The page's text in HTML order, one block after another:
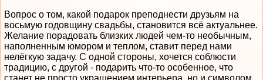
Вопрос о том, какой подарок преподнести друзьям на
восьмую годовщину свадьбы, становится всё актуальнее.
Желание порадовать близких людей чем-то необычным,
наполненным юмором и теплом, ставит перед нами
нелёгкую задачу. С одной стороны, хочется соблюсти
традицию, с другой - подарить что-то особенное, что
станет не просто украшением интерьера, но и символом